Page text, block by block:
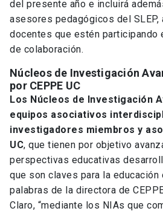
del presente año e incluirá
asesores pedagógicos del
docentes que estén participando
de colaboración.
Núcleos de Investigación
por CEPPE UC
Los Núcleos de Investigación
equipos asociativos
investigadores miembros y
UC, que tienen por objetivo
perspectivas educativas
que son claves para la educación
palabras de la directora de
Claro, “mediante los NIAs que